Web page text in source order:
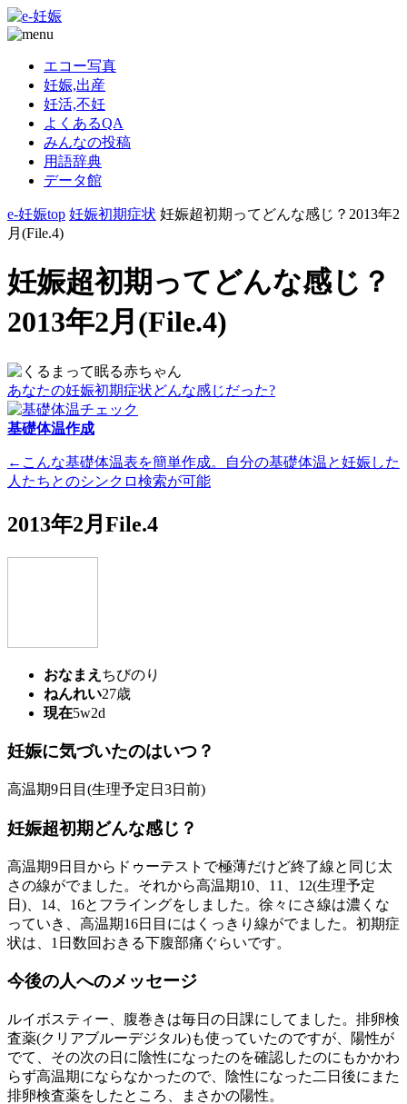
エコー写真
妊娠,出産
妊活,不妊
よくあるQA
みんなの投稿
用語辞典
データ館
e-妊娠top 妊娠初期症状 妊娠超初期ってどんな感じ？2013年2
月(File.4)
妊娠超初期ってどんな感じ？
2013年2月(File.4)
あなたの妊娠初期症状どんな感じだった?
基礎体温作成
←こんな基礎体温表を簡単作成。自分の基礎体温と妊娠した
人たちとのシンクロ検索が可能
2013年2月File.4
おなまえ ちびのり
ねんれい27歳
現在5w2d
妊娠に気づいたのはいつ？
高温期9日目(生理予定日3日前)
妊娠超初期どんな感じ？
高温期9日目からドゥーテストで極薄だけど終了線と同じ太
さの線がでました。それから高温期10、11、12(生理予定
日)、14、16とフライングをしました。徐々にさ線は濃くな
っていき、高温期16日目にはくっきり線がでました。初期症
状は、1日数回おきる下腹部痛ぐらいです。
今後の人へのメッセージ
ルイボスティー、腹巻きは毎日の日課にしてました。排卵検
査薬(クリアブルーデジタル)も使っていたのですが、陽性が
でて、その次の日に陰性になったのを確認したのにもかかわ
らず高温期にならなかったので、陰性になった二日後にまた
排卵検査薬をしたところ、まさかの陽性。